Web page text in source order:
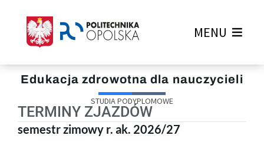
MENU
Edukacja zdrowotna dla nauczycieli
STUDIA PODYPLOMOWE
TERMINY ZJAZDÓW
semestr zimowy r. ak. 2026/27